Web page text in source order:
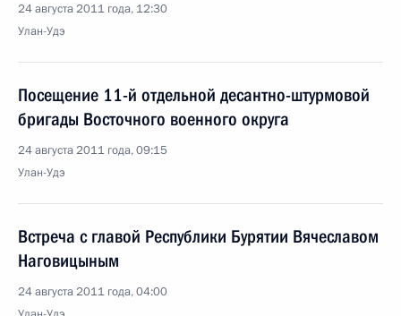
24 августа 2011 года, 12:30
Улан-Удэ
Посещение 11-й отдельной десантно-штурмовой
бригады Восточного военного округа
24 августа 2011 года, 09:15
Улан-Удэ
Встреча с главой Республики Бурятии Вячеславом
Наговицыным
24 августа 2011 года, 04:00